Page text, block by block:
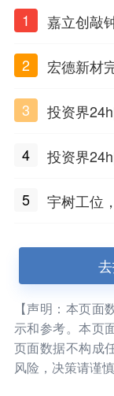
1 嘉立创敲
2
宏德新材
3
投资界
水
4
投资界
5
宇树工位
【声明：本页
示和参考。本页
页面数据不构成
风险，决策请谨慎